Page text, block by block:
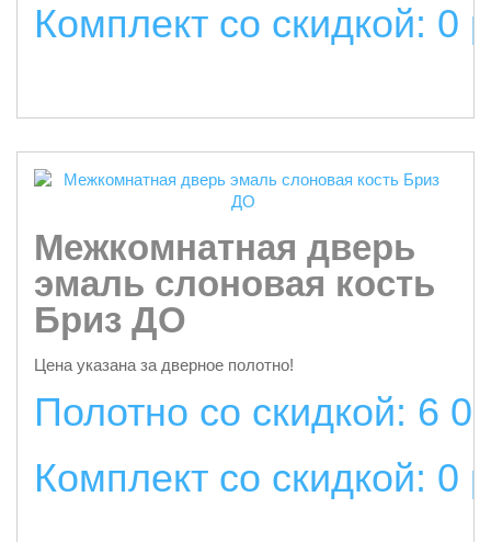
Комплект со скидкой: 0
Межкомнатная дверь
эмаль слоновая кость
Бриз ДО
Цена указана за дверное полотно!
Полотно со скидкой: 6
Комплект со скидкой: 0